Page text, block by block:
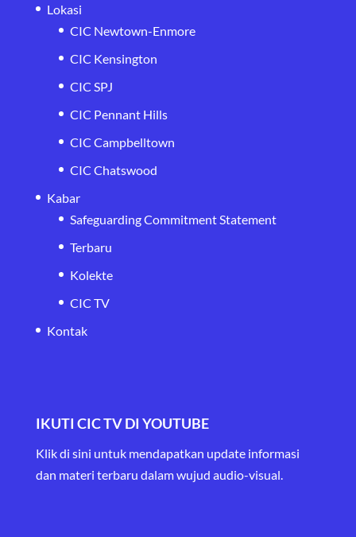
Lokasi
CIC Newtown-Enmore
CIC Kensington
CIC SPJ
CIC Pennant Hills
CIC Campbelltown
CIC Chatswood
Kabar
Safeguarding Commitment Statement
Terbaru
Kolekte
CIC TV
Kontak
IKUTI CIC TV DI YOUTUBE
Klik di sini untuk mendapatkan update informasi
dan materi terbaru dalam wujud audio-visual.